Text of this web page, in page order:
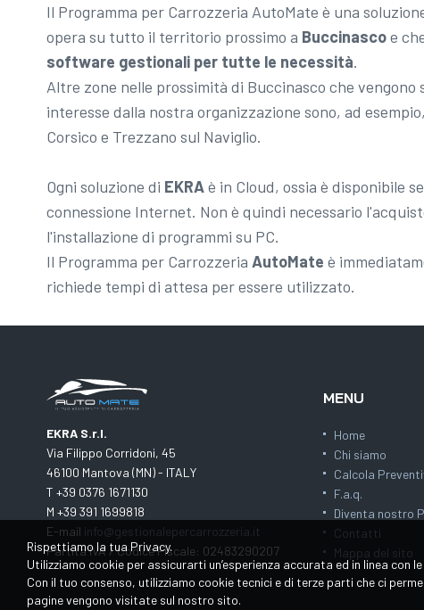
Il Programma per Carrozzeria AutoMate è una
opera su tutto il territorio prossimo a Buccinascoe
software gestionali per tutte le necessità.
Altre zone nelle prossimità di Buccinasco che vengono
interesse dalla nostra organizzazione sono, ad
Corsico e Trezzano sul Naviglio.
Ogni soluzione di EKRAè in Cloud, ossia è disponibile
connessione Internet. Non è quindi necessario
l'installazione di programmi su PC.
Il Programma per Carrozzeria AutoMate è
richiede tempi di attesa per essere utilizzato.
EKRA S.r.l.
Via Filippo Corridoni, 45
46100 Mantova (MN) - ITALY
T +39 0376 1671130
M +39 391 1699818
E-mail info@gestionalepercarrozzeria.it
Partita IVA / Codice Fiscale: 02483290207
MENU
Home
Chi siamo
Calcola
F.a.q.
Diventa nostro
Contatti
Mappa del sito
Rispettiamo la tua Privacy.
Utilizziamo cookie per assicurarti un’esperienza accurata ed in linea con
Con il tuo consenso, utilizziamo cookie tecnici e di terze parti che ci
pagine vengono visitate sul nostro sito.